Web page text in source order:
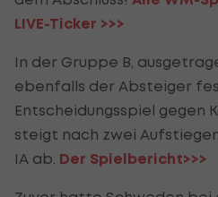
LIVE-Ticker >>>
In der Gruppe B,
ebenfalls der Absteiger
Entscheidungsspiel gegen
steigt nach zwei
IA ab. Der Spielbericht>>>